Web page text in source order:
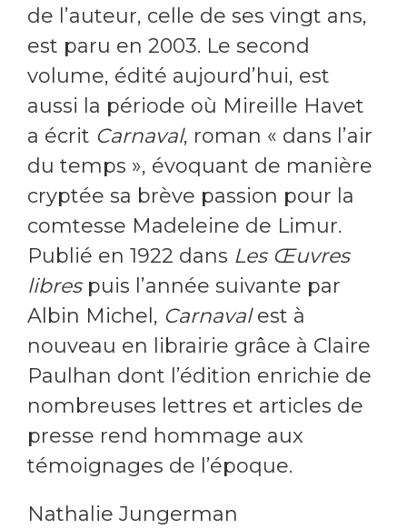
de l’auteur, celle de ses vingt ans,
est paru en 2003. Le second
volume, édité aujourd’hui, est
aussi la période où Mireille Havet
a écrit Carnaval, roman « dans l’air
du temps », évoquant de manière
cryptée sa brève passion pour la
comtesse Madeleine de Limur.
Publié en 1922 dans Les Œuvres
libres puis l’année suivante par
Albin Michel, Carnavalest à
nouveau en librairie grâce à Claire
Paulhan dont l’édition enrichie de
nombreuses lettres et articles de
presse rend hommage aux
témoignages de l’époque.
Nathalie Jungerman